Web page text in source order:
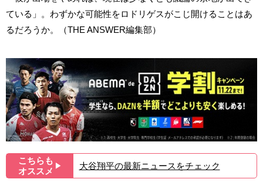
ている」。わずかな可能性をロドリゲスがこじ開けることはあ
るだろうか。（THE ANSWER編集部）
こちらも
オススメ ▶︎ 大谷翔平の最新ニュースをチェック